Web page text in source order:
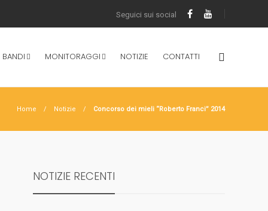
BANDI MONITORAGGI NOTIZIE CONTATTI
Home Notizie Concorso dei mieli “Roberto Franci” 2014
NOTIZIE RECENTI